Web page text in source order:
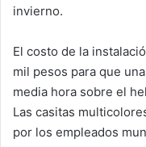
invierno.
El costo de la
mil pesos para que
media hora sobre el
Las casitas
por los empleados